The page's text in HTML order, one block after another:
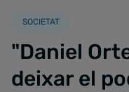
SOCIETAT
"Daniel
deixar el